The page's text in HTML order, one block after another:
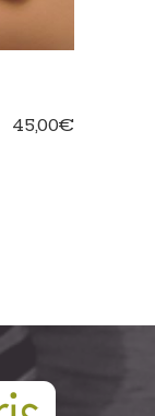
45,00€